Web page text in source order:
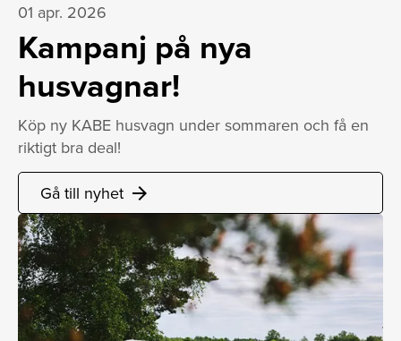
01 apr. 2026
Kampanj på nya
husvagnar!
Köp ny KABE husvagn under sommaren och få en
riktigt bra deal!
Gå till nyhet arrow_forward